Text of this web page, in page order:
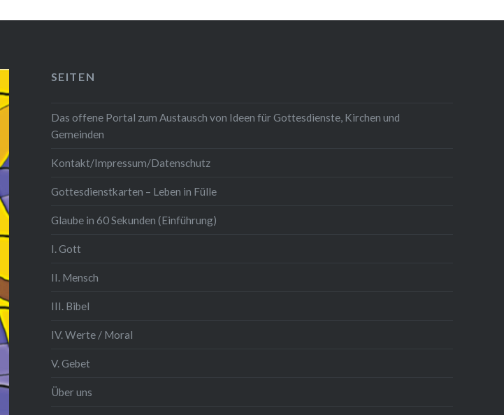
SEITEN
Das offene Portal zum Austausch von Ideen für Gottesdienste, Kirchen und
Gemeinden
Kontakt/Impressum/Datenschutz
Gottesdienstkarten – Leben in Fülle
Glaube in 60 Sekunden (Einführung)
I. Gott
II. Mensch
III. Bibel
IV. Werte / Moral
V. Gebet
Über uns